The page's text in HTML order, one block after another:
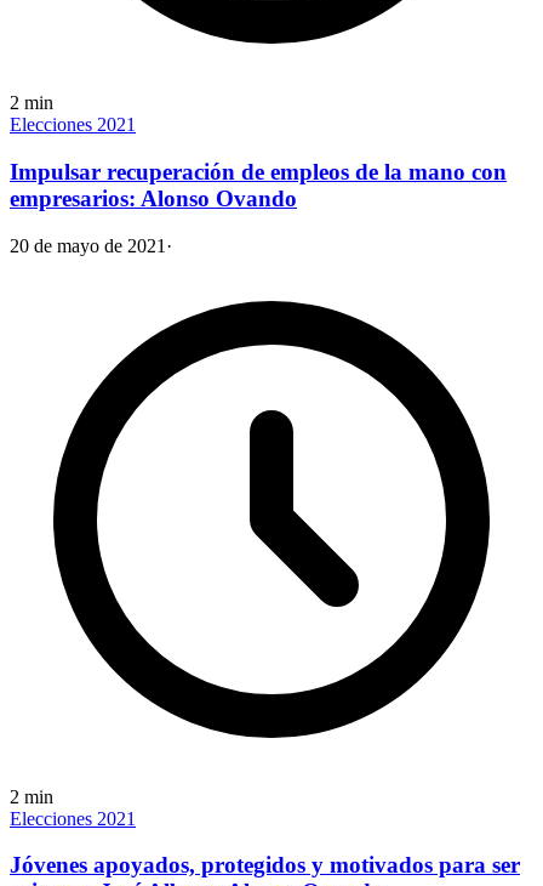
2 min
Elecciones 2021
Impulsar recuperación de empleos de la mano con
empresarios: Alonso Ovando
20 de mayo de 2021 ·
2 min
Elecciones 2021
Jóvenes apoyados, protegidos y motivados para ser